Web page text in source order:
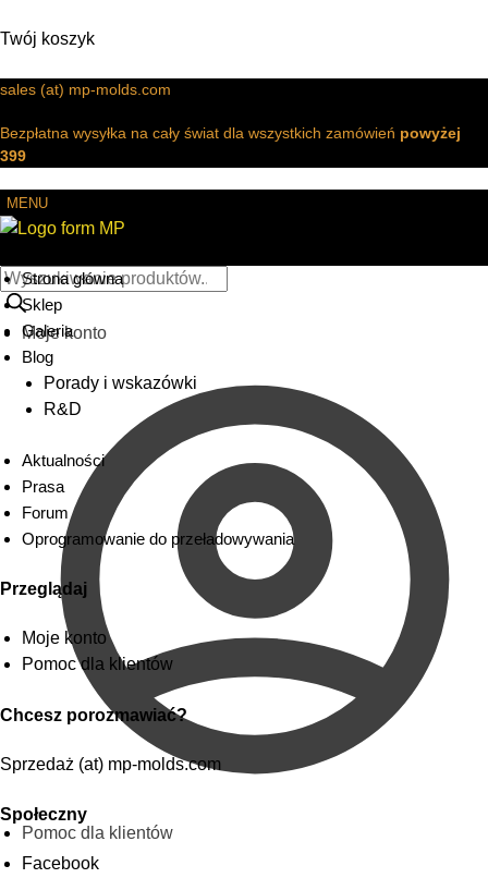
Twój koszyk
sales (at) mp-molds.com
Bezpłatna wysyłka na cały świat dla wszystkich zamówień powyżej
399
MENU
Moje konto
Pomoc dla klientów
Strona główna
Sklep
Galeria
Blog
Porady i wskazówki
R&D
Aktualności
Prasa
Forum
Oprogramowanie do przeładowywania
Przeglądaj
Moje konto
Pomoc dla klientów
Chcesz porozmawiać?
Sprzedaż (at) mp-molds.com
Społeczny
Facebook